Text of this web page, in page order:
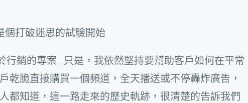
個打破迷思的試驗開始
銷的專案…只是，我依然堅持要幫助客戶如何在平常
乾脆直接購買一個頻道，全天播送或不停轟炸廣告，
都知道，這一路走來的歷史軌跡，很清楚的告訴我們